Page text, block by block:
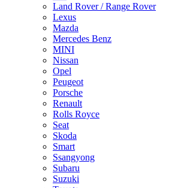
Land Rover / Range Rover
Lexus
Mazda
Mercedes Benz
MINI
Nissan
Opel
Peugeot
Porsche
Renault
Rolls Royce
Seat
Skoda
Smart
Ssangyong
Subaru
Suzuki